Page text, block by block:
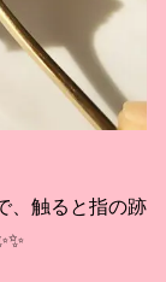
、触ると指の跡